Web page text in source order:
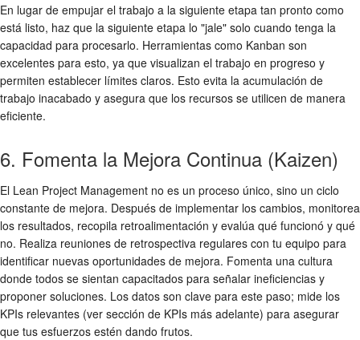
En lugar de empujar el trabajo a la siguiente etapa tan pronto como
está listo, haz que la siguiente etapa lo "jale" solo cuando tenga la
capacidad para procesarlo. Herramientas como Kanban son
excelentes para esto, ya que visualizan el trabajo en progreso y
permiten establecer límites claros. Esto evita la acumulación de
trabajo inacabado y asegura que los recursos se utilicen de manera
eficiente.
6. Fomenta la Mejora Continua (Kaizen)
El Lean Project Management no es un proceso único, sino un ciclo
constante de mejora. Después de implementar los cambios, monitorea
los resultados, recopila retroalimentación y evalúa qué funcionó y qué
no. Realiza reuniones de retrospectiva regulares con tu equipo para
identificar nuevas oportunidades de mejora. Fomenta una cultura
donde todos se sientan capacitados para señalar ineficiencias y
proponer soluciones. Los datos son clave para este paso; mide los
KPIs relevantes (ver sección de KPIs más adelante) para asegurar
que tus esfuerzos estén dando frutos.